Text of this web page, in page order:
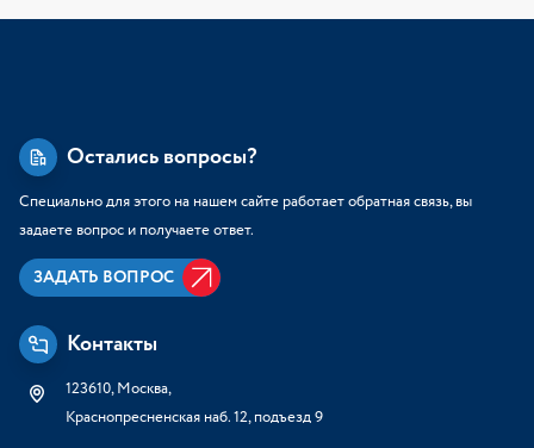
Остались вопросы?
Специально для этого на нашем сайте работает обратная связь, вы
задаете вопрос и получаете ответ.
ЗАДАТЬ ВОПРОС
Контакты
123610, Москва,
Краснопресненская наб. 12, подъезд 9